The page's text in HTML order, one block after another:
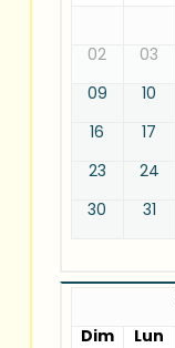
02
03
09
10
16
17
23
24
30
31
Dim
Lun